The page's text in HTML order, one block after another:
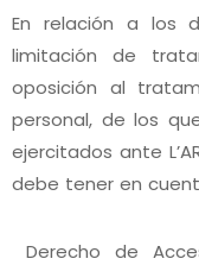
En relación a los
limitación de
oposición al
personal, de los
ejercitados ante
debe tener en
Derecho de